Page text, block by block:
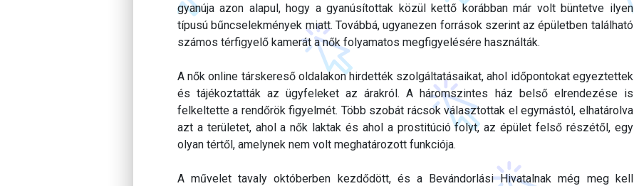
gyanúja azon alapul, hogy a gyanúsítottak közül kettő korábban már volt büntetve ilyen
típusú bűncselekmények miatt. Továbbá, ugyanezen források szerint az épületben található
számos térfigyelő kamerát a nők folyamatos megfigyelésére használták.
A nők online társkereső oldalakon hirdették szolgáltatásaikat, ahol időpontokat egyeztettek
és tájékoztatták az ügyfeleket az árakról. A háromszintes ház belső elrendezése is
felkeltette a rendőrök figyelmét. Több szobát rácsok választottak el egymástól, elhatárolva
azt a területet, ahol a nők laktak és ahol a prostitúció folyt, az épület felső részétől, egy
olyan tértől, amelynek nem volt meghatározott funkciója.
A művelet tavaly októberben kezdődött, és a Bevándorlási Hivatalnak még meg kell